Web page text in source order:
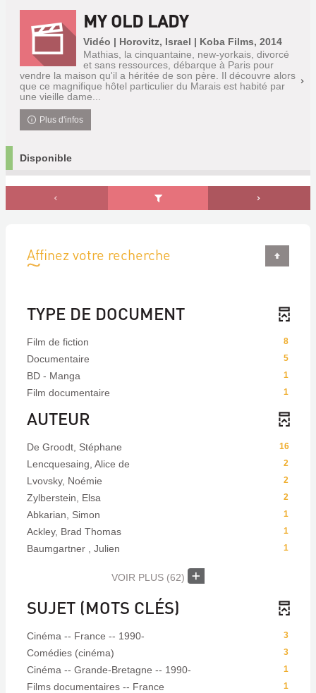
MY OLD LADY
Vidéo | Horovitz, Israel | Koba Films, 2014
Mathias, la cinquantaine, new-yorkais, divorcé
et sans ressources, débarque à Paris pour
vendre la maison qu'il a héritée de son père. Il découvre alors
que ce magnifique hôtel particulier du Marais est habité par
une vieille dame...
Plus d'infos
Disponible
Affinez votre recherche
TYPE DE DOCUMENT
8
Film de fiction
5
Documentaire
1
BD - Manga
1
Film documentaire
AUTEUR
16
De Groodt, Stéphane
2
Lencquesaing, Alice de
2
Lvovsky, Noémie
2
Zylberstein, Elsa
1
Abkarian, Simon
1
Ackley, Brad Thomas
1
Baumgartner , Julien
VOIR PLUS (62)
SUJET (MOTS CLÉS)
3
Cinéma -- France -- 1990-
3
Comédies (cinéma)
1
Cinéma -- Grande-Bretagne -- 1990-
1
Films documentaires -- France